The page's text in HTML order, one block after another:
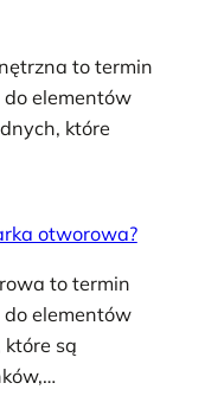
to termin
do elementów
które
otworowa?
to termin
do elementów
są